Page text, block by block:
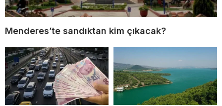
Menderes’te sandıktan kim çıkacak?